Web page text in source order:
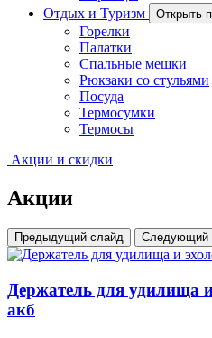
Отдых и Туризм
Открыть
Горелки
Палатки
Спальные мешки
Рюкзаки со стульями
Посуда
Термосумки
Термосы
Акции и скидки
Акции
Предыдущий слайд Следующий
Держатель для удилища
акб